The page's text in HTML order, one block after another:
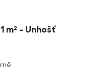
m² - Unhošť